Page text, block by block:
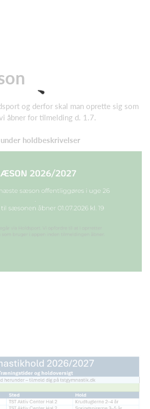
og derfor skal man oprette sig som
åbner for tilmelding d. 1.7.
holdbeskrivelser